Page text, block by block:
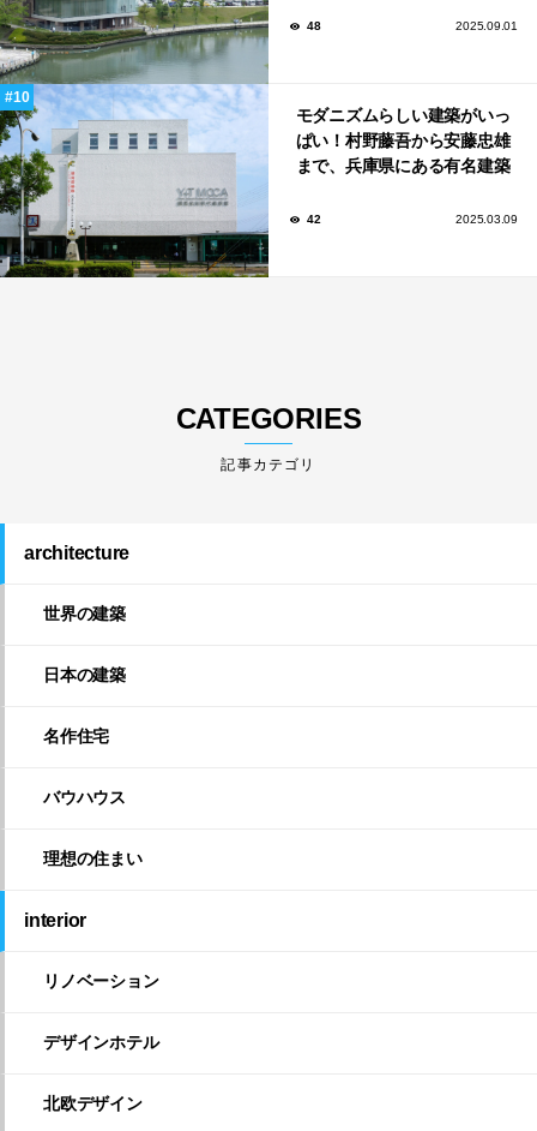
48 2025.09.01
モダニズムらしい建築がいっ
ぱい！村野藤吾から安藤忠雄
まで、兵庫県にある有名建築
42 2025.03.09
CATEGORIES
architecture
世界の建築
日本の建築
名作住宅
バウハウス
理想の住まい
interior
リノベーション
デザインホテル
北欧デザイン